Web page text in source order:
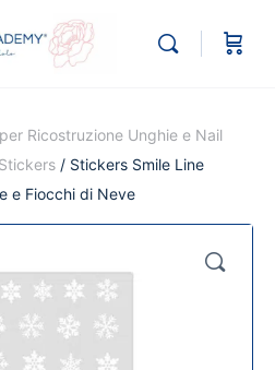
Ricostruzione Unghie e Nail
Stickers / Stickers Smile Line
e Fiocchi di Neve
🔍